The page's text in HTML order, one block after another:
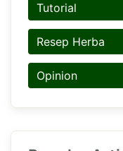
Tutorial
Resep Herba
Opinion